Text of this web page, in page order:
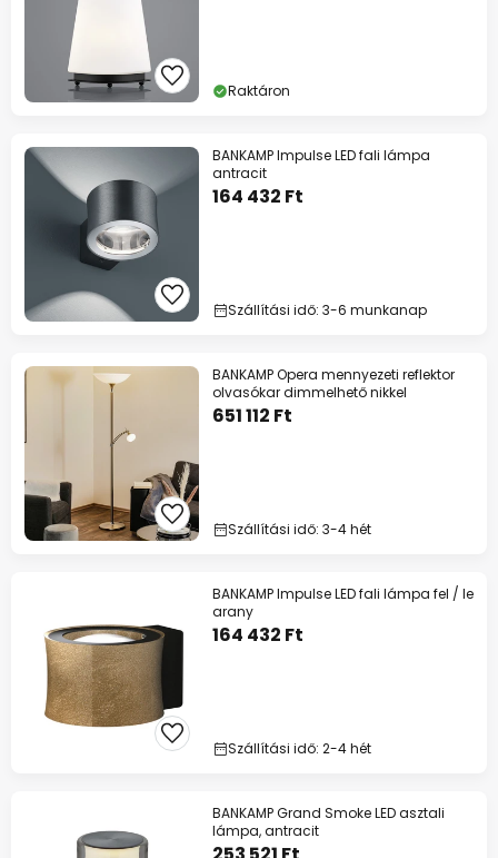
Raktáron
BANKAMP Impulse LED fali lámpa
antracit
164 432 Ft
Szállítási idő: 3-6 munkanap
BANKAMP Opera mennyezeti reflektor
olvasókar dimmelhető nikkel
651 112 Ft
Szállítási idő: 3-4 hét
BANKAMP Impulse LED fali lámpa fel / le
arany
164 432 Ft
Szállítási idő: 2-4 hét
BANKAMP Grand Smoke LED asztali
lámpa, antracit